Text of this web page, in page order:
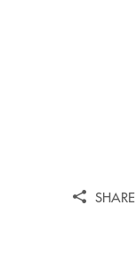
SHARE